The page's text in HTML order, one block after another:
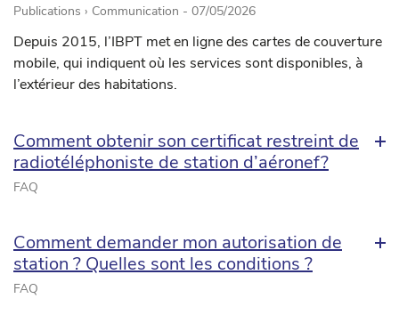
Publications › Communication - 07/05/2026
Depuis 2015, l’IBPT met en ligne des cartes de couverture
mobile, qui indiquent où les services sont disponibles, à
l’extérieur des habitations.
Comment obtenir son certificat restreint de
radiotéléphoniste de station d’aéronef?
FAQ
Comment demander mon autorisation de
station ? Quelles sont les conditions ?
FAQ